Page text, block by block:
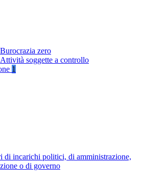
Burocrazia zero
Attività soggette a controllo
1
di incarichi politici, di amministrazione,
o di governo